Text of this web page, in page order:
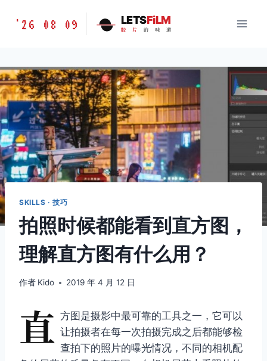
胶
味
道
LETSFILM
'26 08 09 LETSFiLM
胶 片 的 味 道
SKILLS · 技巧
拍照时候都能看到直方图，
理解直方图有什么用？
作者 Kido 2019 年 4 月 12 日
直 方图是摄影中最可靠的工具之一，它可以
让拍摄者在每一次拍摄完成之后都能够检
查拍下的照片的曝光情况，不同的相机配